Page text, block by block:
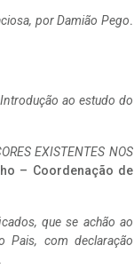
por Damião Pego.
ao estudo do
EXISTENTES NOS
– Coordenação de
que se achão ao
Pais, com declaração